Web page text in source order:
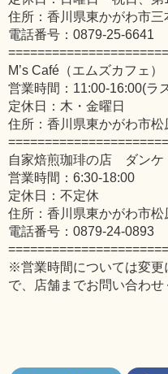
住所：香川県東かがわ市三
電話番号：0879-25-6641
M’s Café（エムズカフェ）
営業時間：11:00-16:00(ラ
定休日：木・金曜日
住所：香川県東かがわ市松
自家焙煎珈琲の店 ダンケ
営業時間：6:30-18:00
定休日：不定休
住所：香川県東かがわ市松
電話番号：0879-24-0893
※営業時間については変更
で、店舗までお問い合わせ